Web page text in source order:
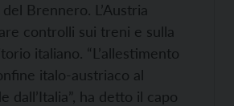
Brennero. L’Austria
controlli sui treni e sulla
italiano. “L’allestimento
italo-austriaco al
dall’Italia”, ha detto il capo